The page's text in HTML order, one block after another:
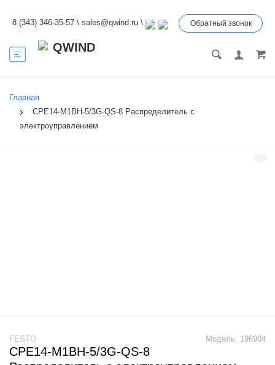
8 (343) 346-35-57 \ sales@qwind.ru \ Обратный звонок
Главная
CPE14-M1BH-5/3G-QS-8 Распределитель с
электроуправлением
Модель: 196904
FESTO
CPE14-M1BH-5/3G-QS-8